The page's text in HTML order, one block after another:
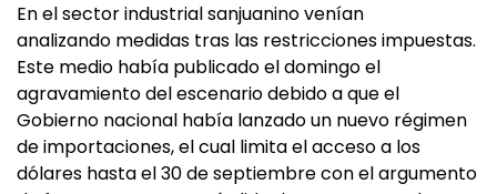
En el sector industrial sanjuanino venían
analizando medidas tras las restricciones impuestas.
Este medio había publicado el domingo el
agravamiento del escenario debido a que el
Gobierno nacional había lanzado un nuevo régimen
de importaciones, el cual limita el acceso a los
dólares hasta el 30 de septiembre con el argumento